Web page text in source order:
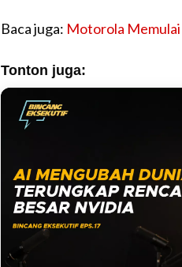
Baca juga: Motorola Memulai
Tonton juga: